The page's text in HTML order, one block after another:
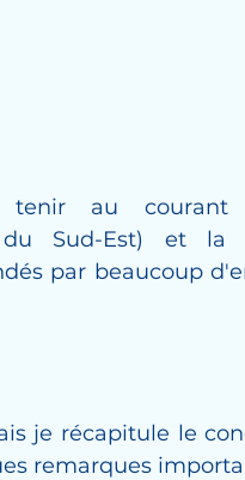
tenir au courant
Sud-Est) et la
par beaucoup
je récapitule le
remarques